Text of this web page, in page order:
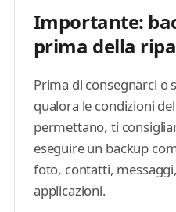
Importante:
prima della
Prima di consegnarci o
qualora le condizioni
permettano, ti
eseguire un backup
foto, contatti,
applicazioni.